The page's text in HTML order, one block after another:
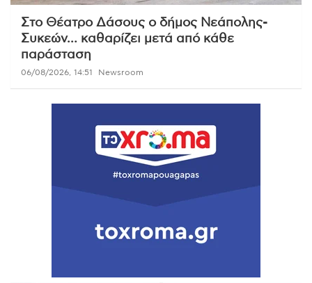
Στο Θέατρο Δάσους ο δήμος Νεάπολης-
Συκεών… καθαρίζει μετά από κάθε
παράσταση
06/08/2026, 14:51 Newsroom